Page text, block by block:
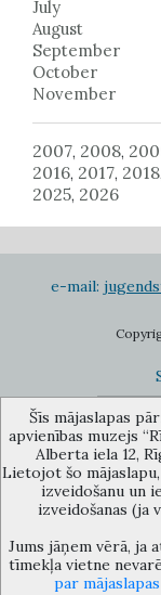
July
August
September
October
November
2007, 2008,
2016, 2017, 2018,
2025, 2026
e-mail:
The Anti-
67012031, e-mail:
the
confidentiality to a
interest or other
Šīs mājaslapas
apvienības muzejs
Alberta iela 12,
Lietojot šo
izveidošanu un
izveidošanas (ja
Jums jāņem vērā, ja
tīmekļa vietne
par